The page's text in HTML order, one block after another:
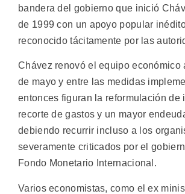
bandera del gobierno que inició
de 1999 con un apoyo popular
reconocido tácitamente por las
Chávez renovó el equipo económico
de mayo y entre las medidas
entonces figuran la reformulación de
recorte de gastos y un mayor
debiendo recurrir incluso a los
severamente criticados por el
Fondo Monetario Internacional.
Varios economistas, como el ex